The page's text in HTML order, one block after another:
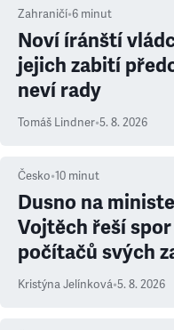
Zahraničí•6 minut
Noví íránští
jejich zabití
neví rady
Tomáš Lindner•5. 8. 2026
Česko•10 minut
Dusno na
Vojtěch řeší
počítačů svých
Kristýna Jelínková•5. 8. 2026